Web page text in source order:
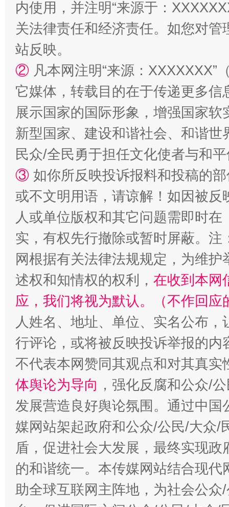
镜头丨大暑三秋近 山西：
如何以同查同治破解风腐交织难题 养老服
一颗心始终滚烫 还
内使用，并注明“来源于：
关法律责任和经济责任。如您对
站反映。
② 凡本网注明“来源：
它媒体，转载目的在于传递更多
展示国家的国际形象，增强国家
新型国家、建设和谐社会、和谐
民众/全民勇于担任文化使者与和
③ 如你所反映投诉报料和投稿的
或不文明用语，请谅解！如因被
人或单位版权和其它问题需即时在
实，有权先行撤除或暂时屏蔽。
网根据有关法律法规规定，为维
述权和知情权的权利， 在收到本网
应，我们将视为默认。（不作回应
人姓名、地址、单位、实名公布
行评论，或将被反映投诉举报的
不代表本网赞同其观点和对其真实
体舆论为导向 ，强化反腐和公众/
发展营造良好舆论氛围。通过中
媒网站架起政府和公众/公民/大众/
盾，促进社会大发展，最终实现
的和谐统一。本传媒网站结合现
助全球互联网主阵地，为社会公